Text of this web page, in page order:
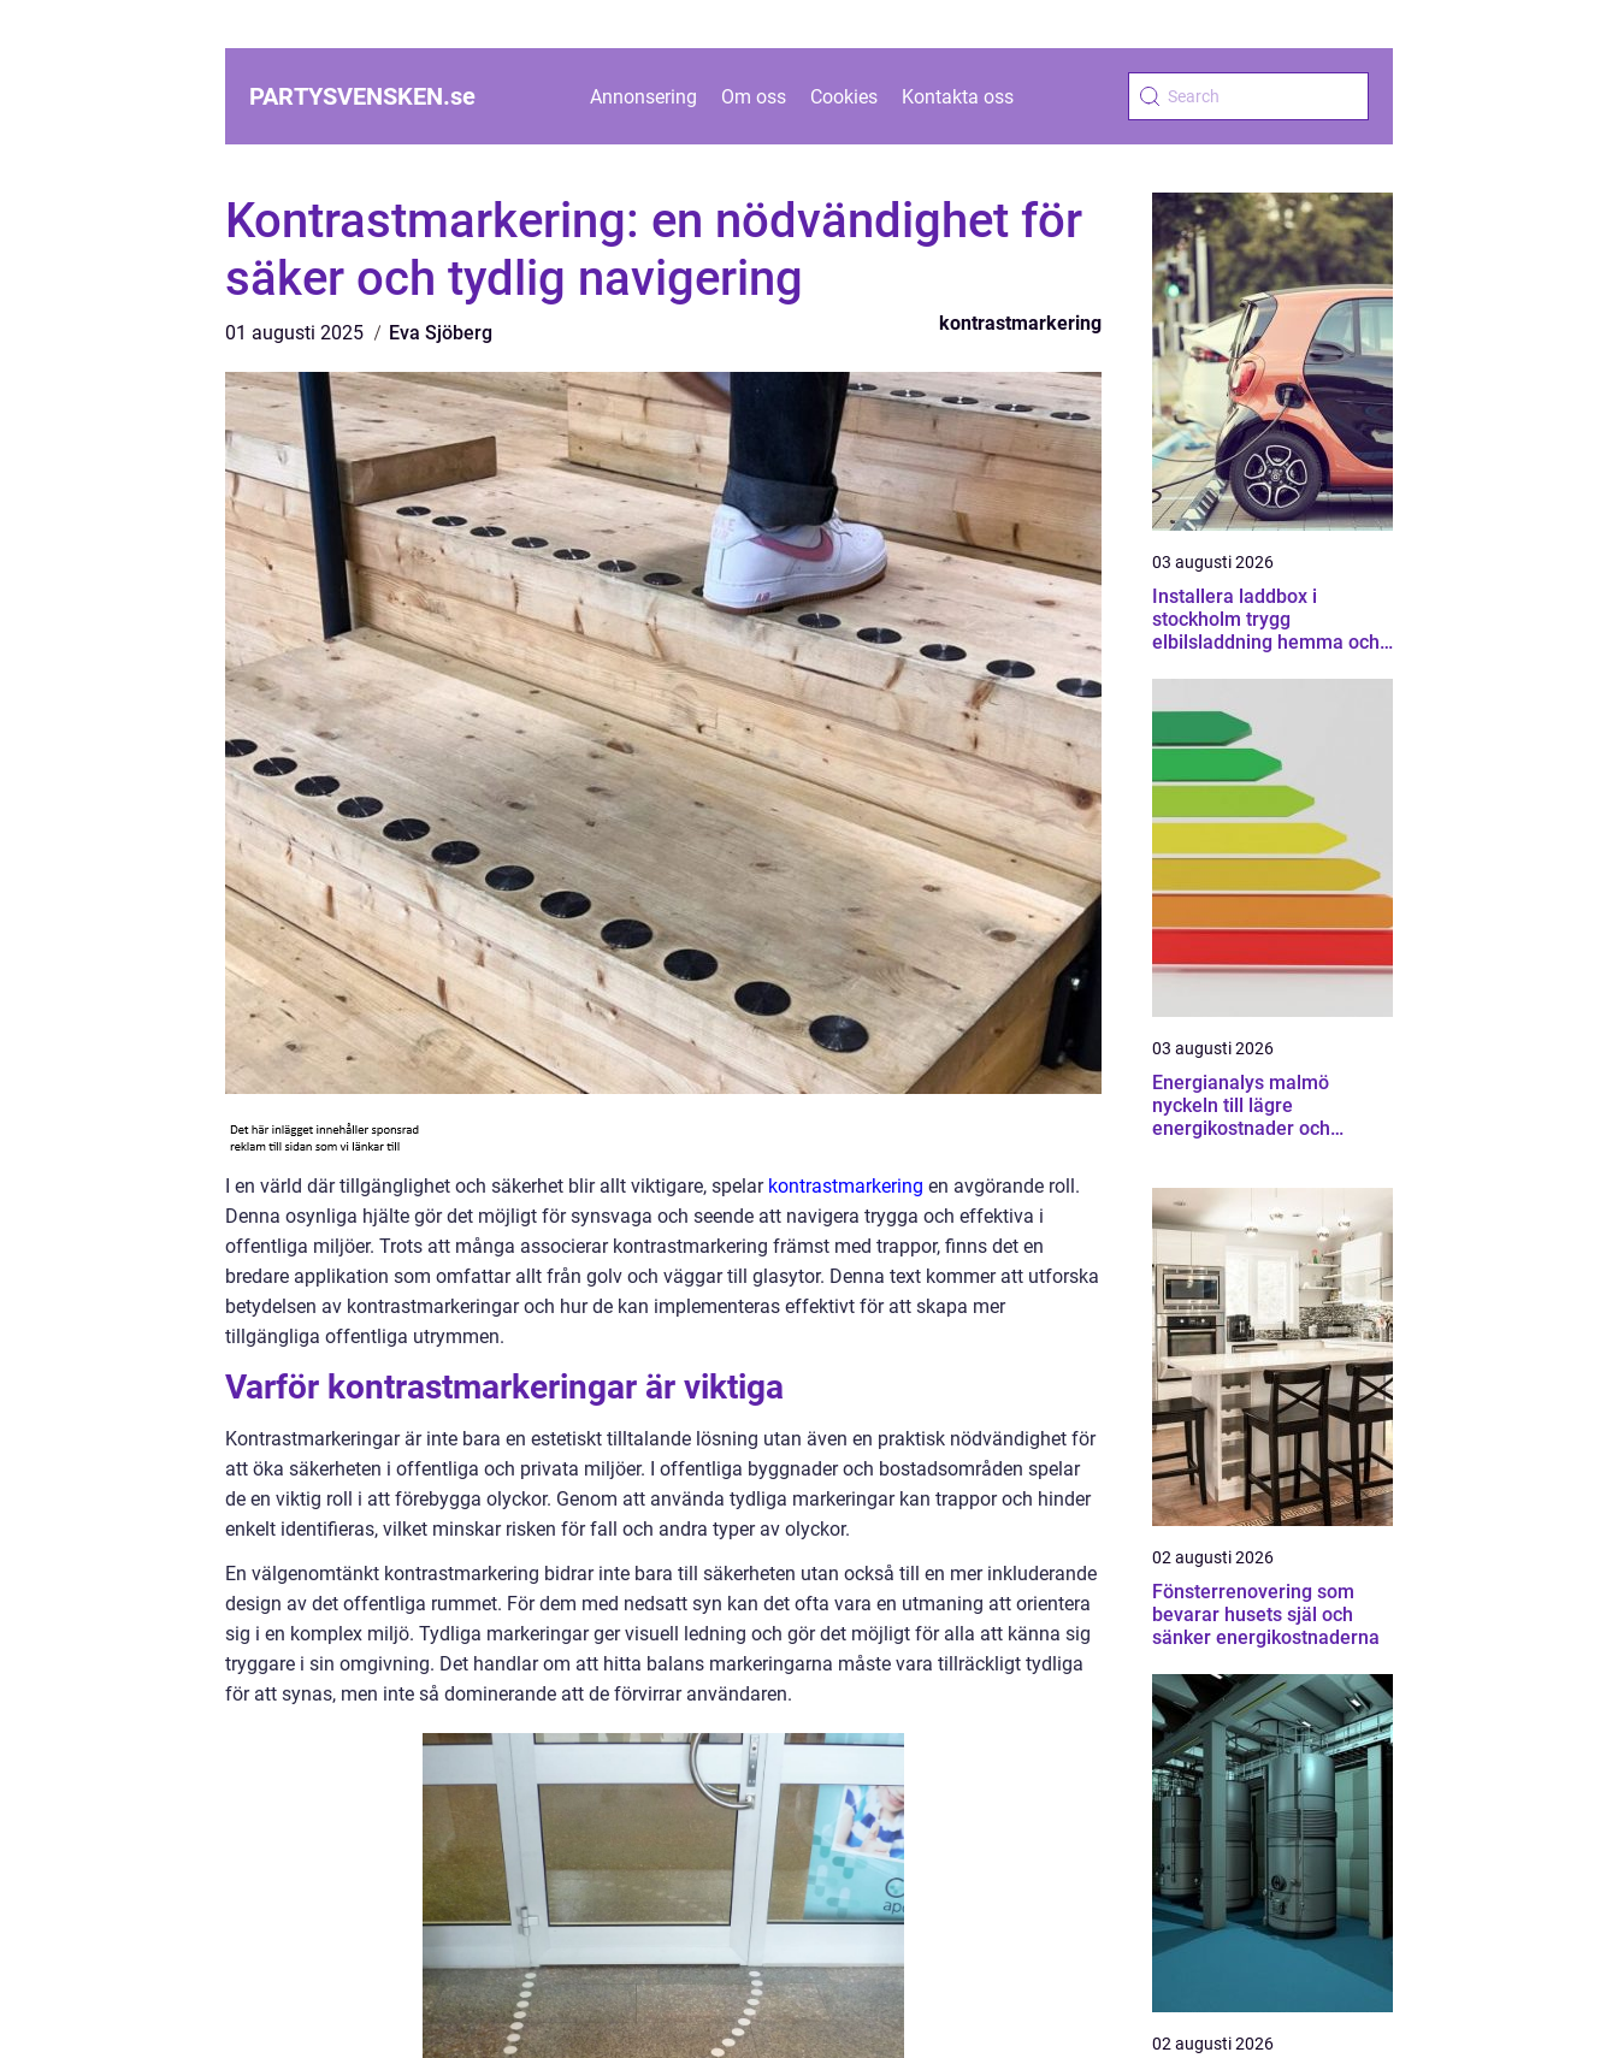
PARTYSVENSKEN.se Annonsering Om oss Cookies Kontakta oss
Kontrastmarkering: en nödvändighet för
säker och tydlig navigering
01 augusti 2025 Eva Sjöberg kontrastmarkering
I en värld där tillgänglighet och säkerhet blir allt viktigare, spelar kontrastmarkering en avgörande roll.
Denna osynliga hjälte gör det möjligt för synsvaga och seende att navigera trygga och effektiva i
offentliga miljöer. Trots att många associerar kontrastmarkering främst med trappor, finns det en
bredare applikation som omfattar allt från golv och väggar till glasytor. Denna text kommer att utforska
betydelsen av kontrastmarkeringar och hur de kan implementeras effektivt för att skapa mer
tillgängliga offentliga utrymmen.
Varför kontrastmarkeringar är viktiga
Kontrastmarkeringar är inte bara en estetiskt tilltalande lösning utan även en praktisk nödvändighet för
att öka säkerheten i offentliga och privata miljöer. I offentliga byggnader och bostadsområden spelar
de en viktig roll i att förebygga olyckor. Genom att använda tydliga markeringar kan trappor och hinder
enkelt identifieras, vilket minskar risken för fall och andra typer av olyckor.
En välgenomtänkt kontrastmarkering bidrar inte bara till säkerheten utan också till en mer inkluderande
design av det offentliga rummet. För dem med nedsatt syn kan det ofta vara en utmaning att orientera
sig i en komplex miljö. Tydliga markeringar ger visuell ledning och gör det möjligt för alla att känna sig
tryggare i sin omgivning. Det handlar om att hitta balans markeringarna måste vara tillräckligt tydliga
för att synas, men inte så dominerande att de förvirrar användaren.
03 augusti 2026
Installera laddbox i
stockholm trygg
elbilsladdning hemma och
03 augusti 2026
Energianalys malmö
nyckeln till lägre
energikostnader och
02 augusti 2026
Fönsterrenovering som
bevarar husets själ och
sänker energikostnaderna
02 augusti 2026